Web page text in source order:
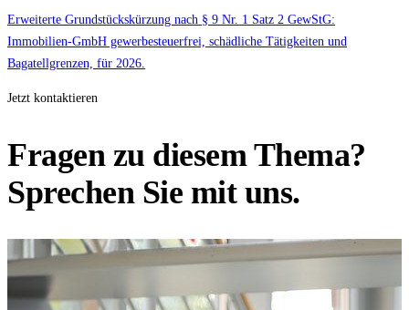
Erweiterte Grundstückskürzung nach § 9 Nr. 1 Satz 2 GewStG:
Immobilien-GmbH gewerbesteuerfrei, schädliche Tätigkeiten und
Bagatellgrenzen, für 2026.
Jetzt kontaktieren
Fragen zu diesem Thema?
Sprechen Sie mit uns.